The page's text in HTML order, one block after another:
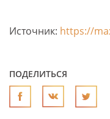
Источник: https://
ПОДЕЛИТЬСЯ